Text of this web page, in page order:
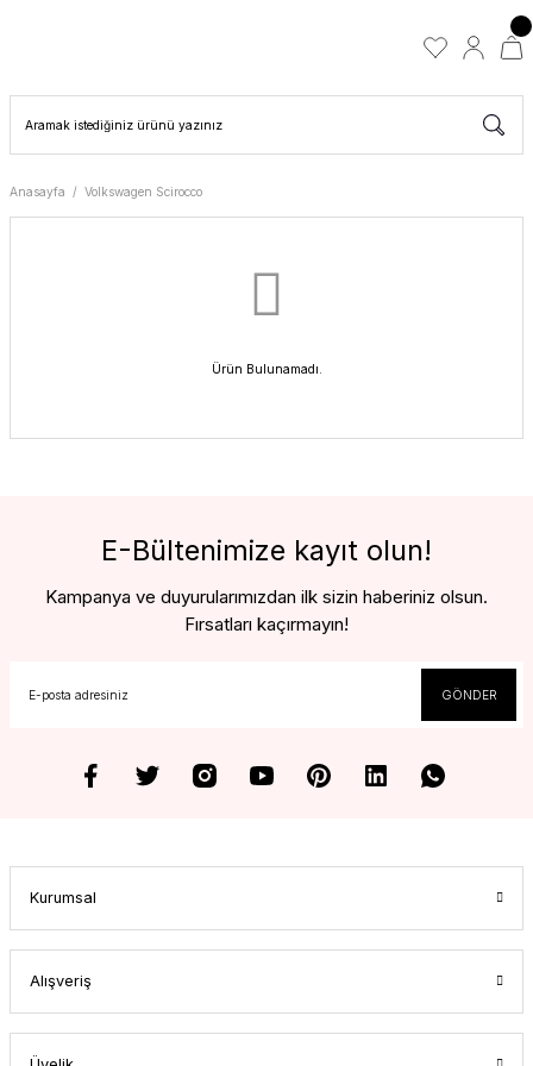
Anasayfa Volkswagen Scirocco
Ürün Bulunamadı.
E-Bültenimize kayıt olun!
Kampanya ve duyurularımızdan ilk sizin haberiniz olsun.
Fırsatları kaçırmayın!
GÖNDER
Kurumsal
Alışveriş